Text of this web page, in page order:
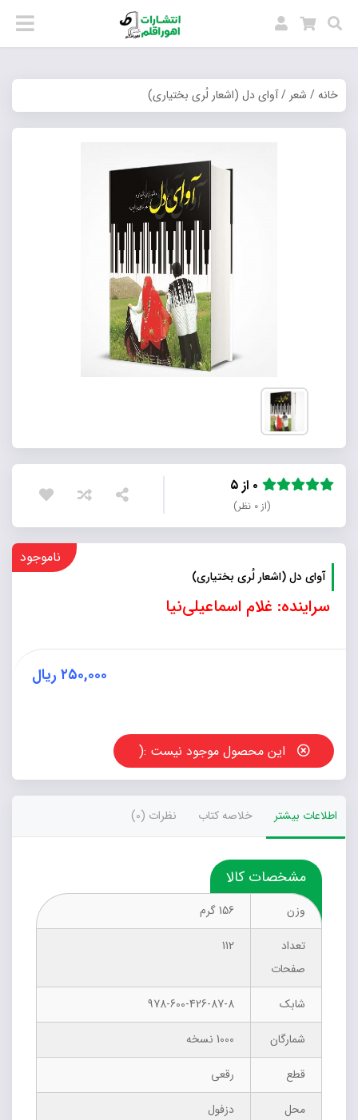
خانه/ شعر / آوای دل (اشعار لُری بختیاری)
(از ۰ نظر)
ناموجود
آوای دل (اشعار لُری بختیاری)
سراینده: غلام اسماعیلی‌نیا
۲۵۰,۰۰۰ ریال
این محصول موجود نیست :(
اطلاعات بیشتر خلاصه کتاب نظرات (0)
مشخصات کالا
وزن
156 گرم
تعداد
صفحات
112
شابک
978-600-426-87-8
شمارگان
1000 نسخه
قطع
رقعی
محل
دزفول